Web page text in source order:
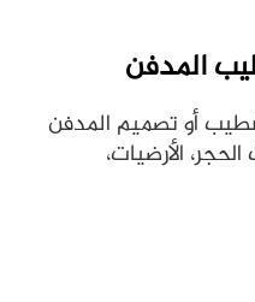
المدفن
أو تصميم المدفن
الأرضيات،